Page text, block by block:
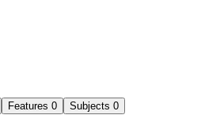
Features 0 Subjects 0